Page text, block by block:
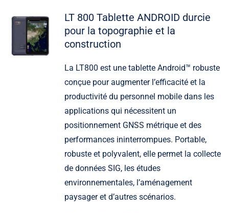
LT 800 Tablette ANDROID durcie
pour la topographie et la
construction
La LT800 est une tablette Android™ robuste
conçue pour augmenter l’efficacité et la
productivité du personnel mobile dans les
applications qui nécessitent un
positionnement GNSS métrique et des
performances ininterrompues. Portable,
robuste et polyvalent, elle permet la collecte
de données SIG, les études
environnementales, l’aménagement
paysager et d’autres scénarios.